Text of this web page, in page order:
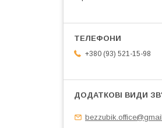
+380 (93) 521-15-98